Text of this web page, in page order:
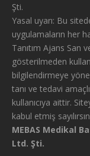
Şti.
Yasal uyarı: Bu
uygulamaların her
Tanıtım Ajans San
gösterilmeden
bilgilendirmeye
tanı ve tedavi
kullanıcıya aittir.
kabul etmiş
MEBAS Medikal
Ltd. Şti.